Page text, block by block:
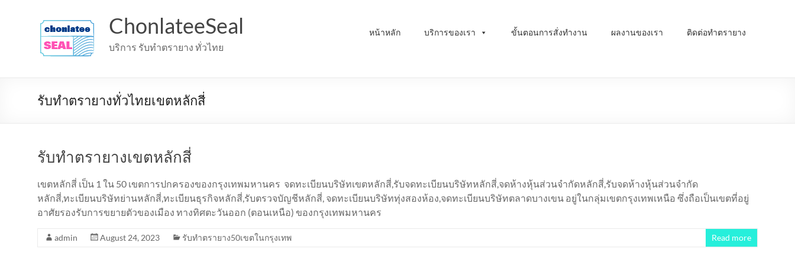
ChonlateeSeal
บริการ รับทำตรายาง ทั่วไทย
หน้าหลัก บริการของเรา ขั้นตอนการสั่งทำงาน ผลงานของเรา ติดต่อทำตรายาง
รับทำตรายางทั่วไทยเขตหลักสี่
รับทำตรายางเขตหลักสี่
เขตหลักสี่ เป็น 1 ใน 50 เขตการปกครองของกรุงเทพมหานคร จดทะเบียนบริษัทเขตหลักสี่,รับจดทะเบียนบริษัทหลักสี่,จดห้างหุ้นส่วนจำกัดหลักสี่,รับจดห้างหุ้นส่วนจำกัด
หลักสี่,ทะเบียนบริษัทย่านหลักสี่,ทะเบียนธุรกิจหลักสี่,รับตรวจบัญชีหลักสี่, จดทะเบียนบริษัททุ่งสองห้อง,จดทะเบียนบริษัทตลาดบางเขน อยู่ในกลุ่มเขตกรุงเทพเหนือ ซึ่งถือเป็นเขตที่อยู่
อาศัยรองรับการขยายตัวของเมือง ทางทิศตะวันออก (ตอนเหนือ) ของกรุงเทพมหานคร
admin August 24, 2023 รับทำตรายาง50เขตในกรุงเทพ Read more